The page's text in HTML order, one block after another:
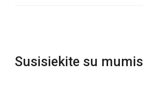
Susisiekite su mumis